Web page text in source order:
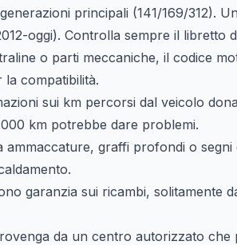
principali (141/169/312).
oggi). Controlla sempre il libretto
o parti meccaniche, il codice
la compatibilità.
sui km percorsi dal veicolo
km potrebbe dare problemi.
graffi profondi o segni
garanzia sui ricambi, solitamente
da un centro autorizzato che